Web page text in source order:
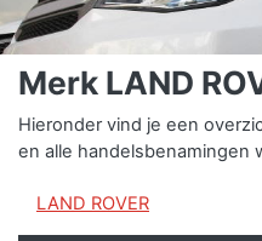
Merk LAND
Hieronder vind je een
en alle handelsbenamingen
LAND ROVER